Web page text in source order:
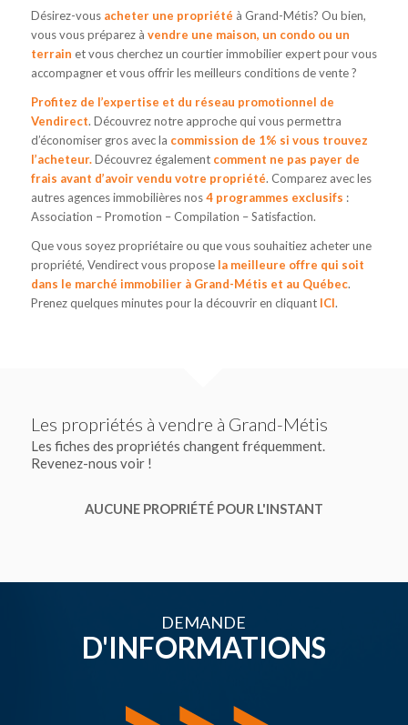
Désirez-vous acheter une propriété à Grand-Métis? Ou bien,
vous vous préparez à vendre une maison, un condo ou un
terrain et vous cherchez un courtier immobilier expert pour vous
accompagner et vous offrir les meilleurs conditions de vente ?
Profitez de l’expertise et du réseau promotionnel de
Vendirect. Découvrez notre approche qui vous permettra
d’économiser gros avec la commission de 1% si vous trouvez
l’acheteur.Découvrez également comment ne pas payer de
frais avant d’avoir vendu votre propriété. Comparez avec les
autres agences immobilières nos4 programmes exclusifs :
Association – Promotion – Compilation – Satisfaction.
Que vous soyez propriétaire ou que vous souhaitiez acheter une
propriété, Vendirect vous propose la meilleure offre qui soit
dans le marché immobilier à Grand-Métis et au Québec.
Prenez quelques minutes pour la découvrir en cliquant ICI.
Les propriétés à vendre à Grand-Métis
Les fiches des propriétés changent fréquemment.
Revenez-nous voir !
AUCUNE PROPRIÉTÉ POUR L'INSTANT
DEMANDE
D'INFORMATIONS